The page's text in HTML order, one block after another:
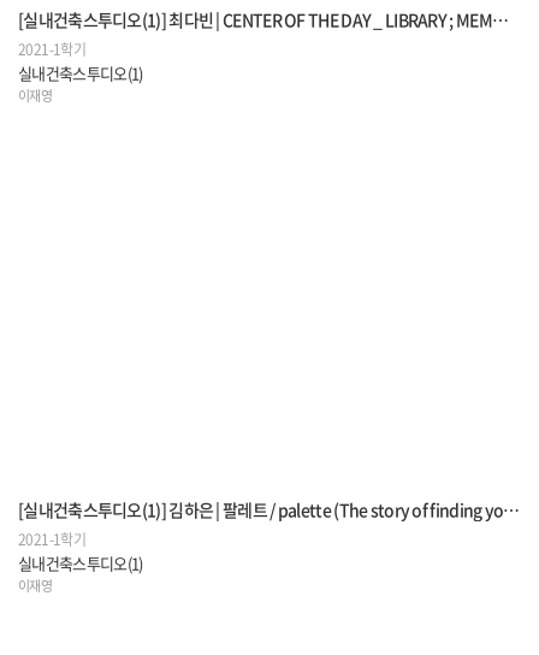
[실내건축스투디오(1)] 최다빈 | CENTER OF THE DAY _ LIBRARY ; MEMORIAL SPACE
2021-1학기
실내건축스투디오(1)
이재영
[실내건축스투디오(1)] 김하은 | 팔레트 / palette (The story of finding your color)
2021-1학기
실내건축스투디오(1)
이재영